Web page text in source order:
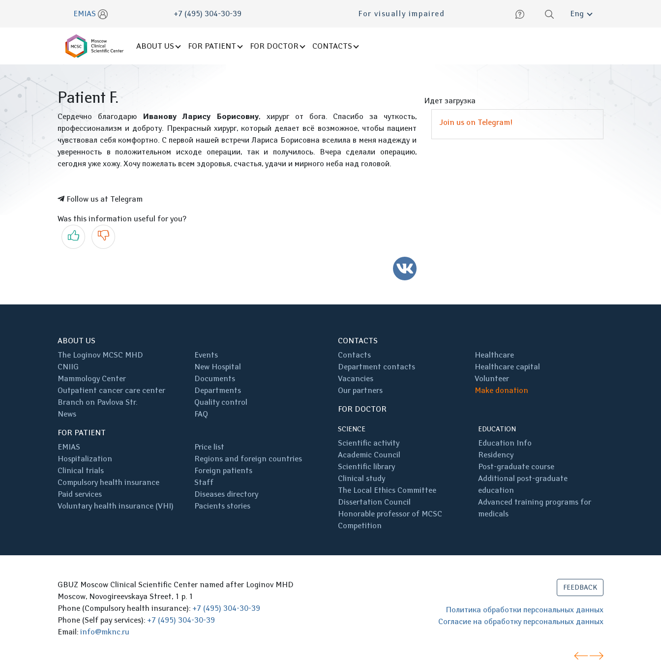
EMIAS +7 (495) 304-30-39 For visually impaired English
ABOUT US FOR PATIENT FOR DOCTOR CONTACTS
Patient F.
Сердечно благодарю Иванову Ларису Борисовну, хирург от бога. Спасибо за чуткость,
профессионализм и доброту. Прекрасный хирург, который делает всё возможное, чтобы пациент
чувствовал себя комфортно. С первой нашей встречи Лариса Борисовна вселила в меня надежду и
уверенность в положительном исходе операции, так и получилось. Вчера сделали операцию,
сегодня уже хожу. Хочу пожелать всем здоровья, счастья, удачи и мирного неба над головой.
Follow us at Telegram
Was this information useful for you?
Yes No
VK
Идет загрузка
Join us on Telegram!
ABOUT US
The Loginov MCSC MHD
CNIIG
Mammology Center
Outpatient cancer care center
Branch on Pavlova Str.
News
Events
New Hospital
Documents
Departments
Quality control
FAQ
FOR PATIENT
EMIAS
Hospitalization
Clinical trials
Compulsory health insurance
Paid services
Voluntary health insurance (VHI)
Price list
Regions and foreign countries
Foreign patients
Staff
Diseases directory
Pacients stories
CONTACTS
Contacts
Department contacts
Vacancies
Our partners
Healthcare
Healthcare capital
Volunteer
Make donation
FOR DOCTOR
SCIENCE
Scientific activity
Academic Council
Scientific library
Clinical study
The Local Ethics Committee
Dissertation Council
Honorable professor of MCSC
Competition
EDUCATION
Education Info
Residency
Post-graduate course
Additional post-graduate
education
Advanced training programs for
medicals
GBUZ Moscow Clinical Scientific Center named after Loginov MHD
Moscow, Novogireevskaya Street, 1 p. 1
Phone (Compulsory health insurance): +7 (495) 304-30-39
Phone (Self pay services): +7 (495) 304-30-39
Email: info@mknc.ru
FEEDBACK
Политика обработки персональных данных
Согласие на обработку персональных данных